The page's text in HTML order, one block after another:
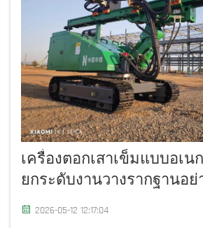
เครื่องตอกเสาเข็มแบบอเน
ยกระดับงานวางรากฐานอย่
2026-05-12 12:17:04